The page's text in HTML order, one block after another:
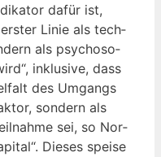
dafür ist,
Linie als tech­
als psy­cho­so­
inklu­si­ve, dass
des Umgangs
son­dern als
sei, so Nor­
Die­ses spei­se